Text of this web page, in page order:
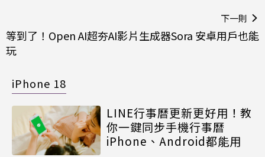
下一則
等到了！Open AI超夯AI影片生成器Sora 安卓用戶也能
玩
iPhone 18
LINE行事曆更新更好用！教
你一鍵同步手機行事曆
iPhone、Android都能用